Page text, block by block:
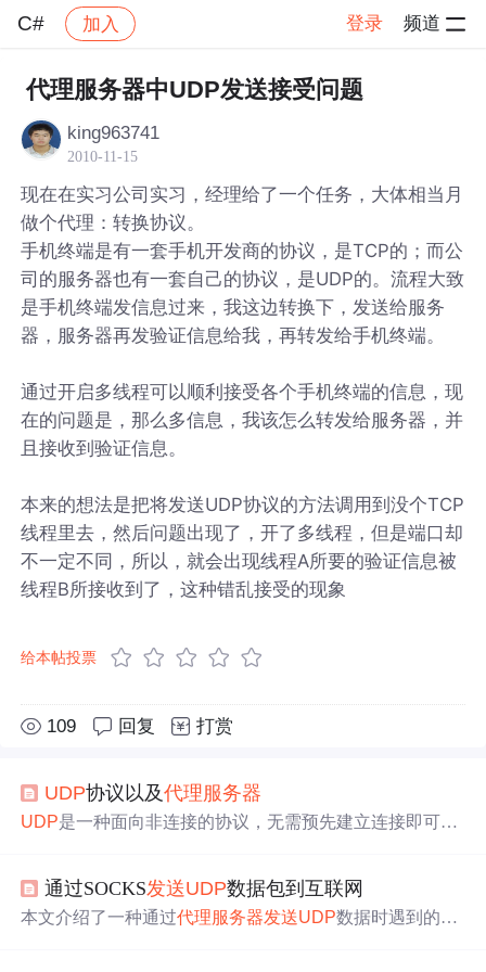
C# 加入 登录 频道
社区 C# 帖子详情
代理服务器中UDP发送接受问题
king963741
2010-11-15
现在在实习公司实习，经理给了一个任务，大体相当月
做个代理：转换协议。
手机终端是有一套手机开发商的协议，是TCP的；而公
司的服务器也有一套自己的协议，是UDP的。流程大致
是手机终端发信息过来，我这边转换下，发送给服务
器，服务器再发验证信息给我，再转发给手机终端。
通过开启多线程可以顺利接受各个手机终端的信息，现
在的问题是，那么多信息，我该怎么转发给服务器，并
且接收到验证信息。
本来的想法是把将发送UDP协议的方法调用到没个TCP
线程里去，然后问题出现了，开了多线程，但是端口却
不一定不同，所以，就会出现线程A所要的验证信息被
线程B所接收到了，这种错乱接受的现象
给本帖投票
109 回复 打赏
UDP协议以及代理服务器
UDP是一种面向非连接的协议，无需预先建立连接即可发
可靠。多点广播通过MulticastSocket实现，允许数据同时
送给多台主机。代理服务器如HTTP和SOCKS代理，用于
通过SOCKS发送UDP数据包到互联网
本文介绍了一种通过代理服务器发送UDP数据时遇到的问